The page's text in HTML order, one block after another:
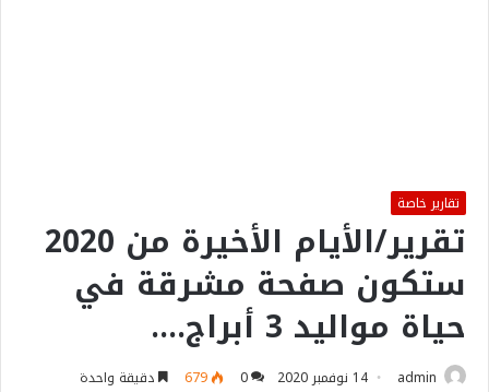
تقارير خاصة
تقرير/الأيام الأخيرة من 2020
ستكون صفحة مشرقة في
حياة مواليد 3 أبراج….
admin 14 نوفمبر 2020 0
679 دقيقة واحدة